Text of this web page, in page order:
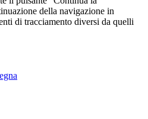
della navigazione in
di tracciamento diversi da quelli